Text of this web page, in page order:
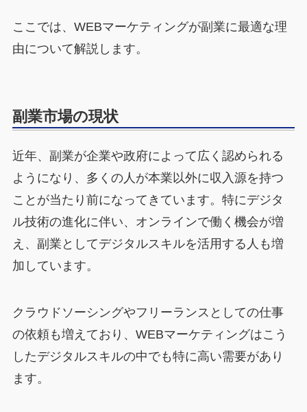
ここでは、WEBマーケティングが副業に最適な理
由について解説します。
副業市場の現状
近年、副業が企業や政府によって広く認められる
ようになり、多くの人が本業以外に収入源を持つ
ことが当たり前になってきています。特にデジタ
ル技術の進化に伴い、オンラインで働く機会が増
え、副業としてデジタルスキルを活用する人も増
加しています。
クラウドソーシングやフリーランスとしての仕事
の依頼も増えており、WEBマーケティングはこう
したデジタルスキルの中でも特に高い需要があり
ます。